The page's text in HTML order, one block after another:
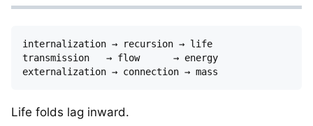
internalization → recursion → life
transmission   → flow      → energy
Life folds lag inward.